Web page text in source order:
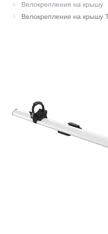
Велокрепления на крышу
Велокрепление на крышу